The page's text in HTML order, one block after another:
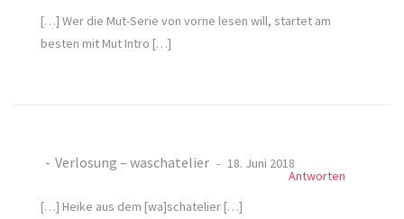
[…] Wer die Mut-Serie von vorne lesen will, startet am
besten mit Mut Intro […]
Verlosung – waschatelier 18. Juni 2018
Antworten
[…] Heike aus dem [wa]schatelier […]